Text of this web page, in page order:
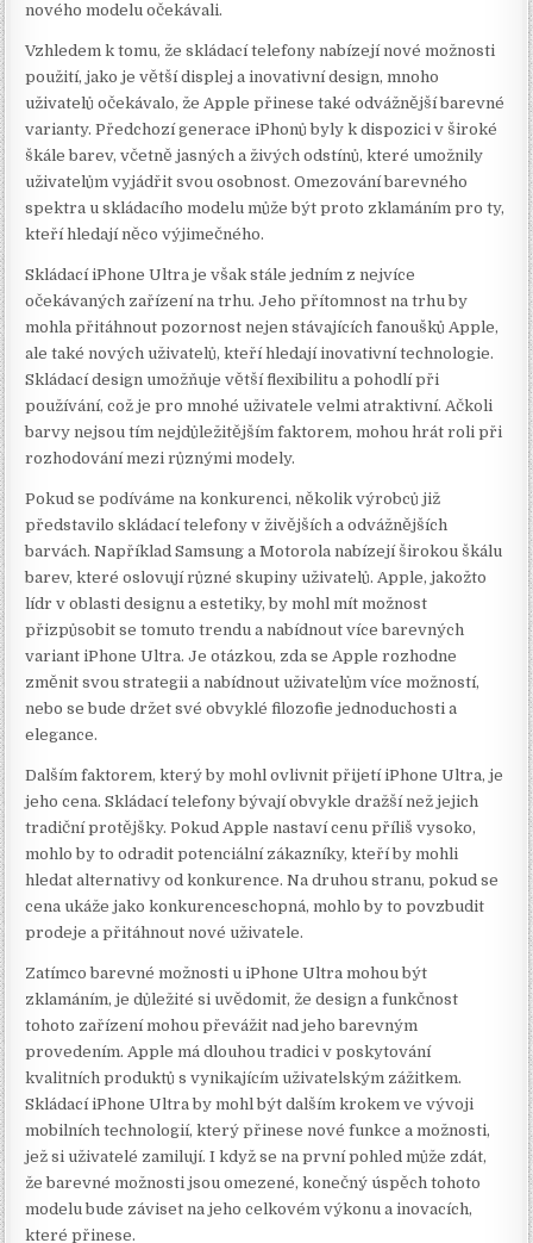
nového modelu očekávali.
Vzhledem k tomu, že skládací telefony nabízejí nové možnosti
použití, jako je větší displej a inovativní design, mnoho
uživatelů očekávalo, že Apple přinese také odvážnější barevné
varianty. Předchozí generace iPhonů byly k dispozici v široké
škále barev, včetně jasných a živých odstínů, které umožnily
uživatelům vyjádřit svou osobnost. Omezování barevného
spektra u skládacího modelu může být proto zklamáním pro ty,
kteří hledají něco výjimečného.
Skládací iPhone Ultra je však stále jedním z nejvíce
očekávaných zařízení na trhu. Jeho přítomnost na trhu by
mohla přitáhnout pozornost nejen stávajících fanoušků Apple,
ale také nových uživatelů, kteří hledají inovativní technologie.
Skládací design umožňuje větší flexibilitu a pohodlí při
používání, což je pro mnohé uživatele velmi atraktivní. Ačkoli
barvy nejsou tím nejdůležitějším faktorem, mohou hrát roli při
rozhodování mezi různými modely.
Pokud se podíváme na konkurenci, několik výrobců již
představilo skládací telefony v živějších a odvážnějších
barvách. Například Samsung a Motorola nabízejí širokou škálu
barev, které oslovují různé skupiny uživatelů. Apple, jakožto
lídr v oblasti designu a estetiky, by mohl mít možnost
přizpůsobit se tomuto trendu a nabídnout více barevných
variant iPhone Ultra. Je otázkou, zda se Apple rozhodne
změnit svou strategii a nabídnout uživatelům více možností,
nebo se bude držet své obvyklé filozofie jednoduchosti a
elegance.
Dalším faktorem, který by mohl ovlivnit přijetí iPhone Ultra, je
jeho cena. Skládací telefony bývají obvykle dražší než jejich
tradiční protějšky. Pokud Apple nastaví cenu příliš vysoko,
mohlo by to odradit potenciální zákazníky, kteří by mohli
hledat alternativy od konkurence. Na druhou stranu, pokud se
cena ukáže jako konkurenceschopná, mohlo by to povzbudit
prodeje a přitáhnout nové uživatele.
Zatímco barevné možnosti u iPhone Ultra mohou být
zklamáním, je důležité si uvědomit, že design a funkčnost
tohoto zařízení mohou převážit nad jeho barevným
provedením. Apple má dlouhou tradici v poskytování
kvalitních produktů s vynikajícím uživatelským zážitkem.
Skládací iPhone Ultra by mohl být dalším krokem ve vývoji
mobilních technologií, který přinese nové funkce a možnosti,
jež si uživatelé zamilují. I když se na první pohled může zdát,
že barevné možnosti jsou omezené, konečný úspěch tohoto
modelu bude záviset na jeho celkovém výkonu a inovacích,
které přinese.